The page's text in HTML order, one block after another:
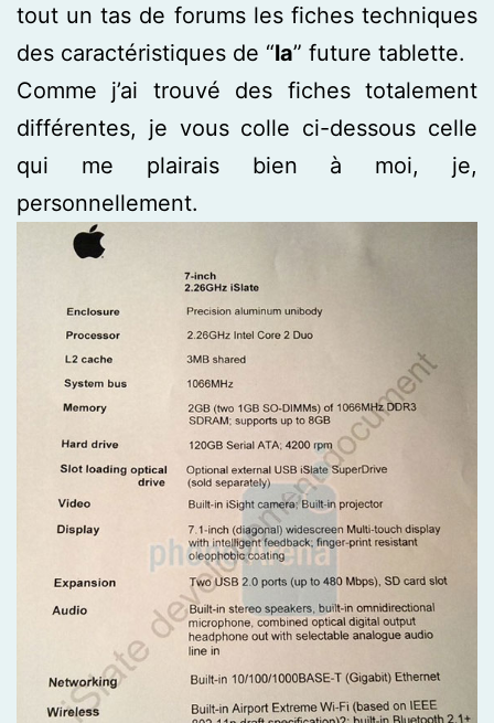
tout un tas de forums les fiches techniques
des caractéristiques de “la” future tablette.
Comme j’ai trouvé des fiches totalement
différentes, je vous colle ci-dessous celle
qui me plairais bien à moi, je,
personnellement.